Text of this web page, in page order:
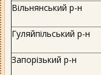
Вільнянський р-н
Гуляйпільський р-н
Запорізький р-н